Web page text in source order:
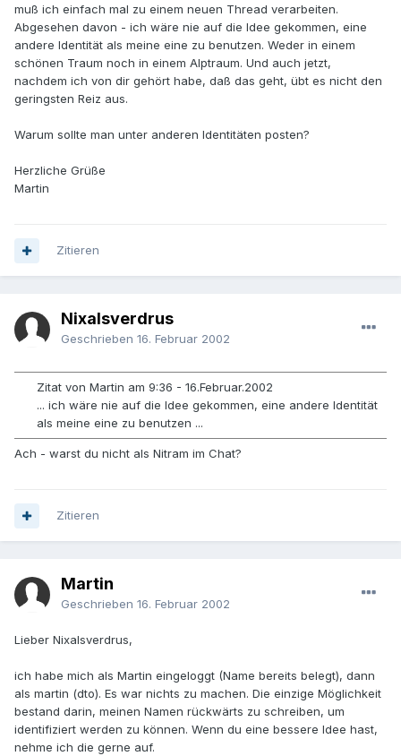
muß ich einfach mal zu einem neuen Thread verarbeiten.
Abgesehen davon - ich wäre nie auf die Idee gekommen, eine
andere Identität als meine eine zu benutzen. Weder in einem
schönen Traum noch in einem Alptraum. Und auch jetzt,
nachdem ich von dir gehört habe, daß das geht, übt es nicht den
geringsten Reiz aus.
Warum sollte man unter anderen Identitäten posten?
Herzliche Grüße
Martin
Zitieren
Nixalsverdrus
Geschrieben 16. Februar 2002
Zitat von Martin am 9:36 - 16.Februar.2002
... ich wäre nie auf die Idee gekommen, eine andere Identität
als meine eine zu benutzen ...
Ach - warst du nicht als Nitram im Chat?
Zitieren
Martin
Geschrieben 16. Februar 2002
Lieber Nixalsverdrus,
ich habe mich als Martin eingeloggt (Name bereits belegt), dann
als martin (dto). Es war nichts zu machen. Die einzige Möglichkeit
bestand darin, meinen Namen rückwärts zu schreiben, um
identifiziert werden zu können. Wenn du eine bessere Idee hast,
nehme ich die gerne auf.